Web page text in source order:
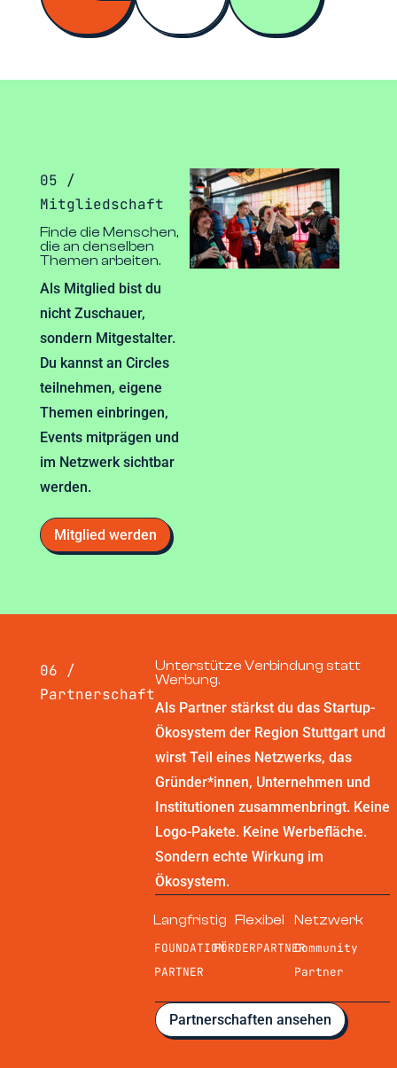
05 /
Mitgliedschaft
Finde die Menschen,
die an denselben
Themen arbeiten.
Als Mitglied bist du
nicht Zuschauer,
sondern Mitgestalter.
Du kannst an Circles
teilnehmen, eigene
Themen einbringen,
Events mitprägen und
im Netzwerk sichtbar
werden.
Mitglied werden
06 /
Partnerschaft
Unterstütze Verbindung statt
Werbung.
Als Partner stärkst du das Startup-
Ökosystem der Region Stuttgart und
wirst Teil eines Netzwerks, das
Gründer*innen, Unternehmen und
Institutionen zusammenbringt. Keine
Logo-Pakete. Keine Werbefläche.
Sondern echte Wirkung im
Ökosystem.
Langfristig
FOUNDATION
PARTNER
Flexibel
FÖRDERPARTNER
Netzwerk
Community
Partner
Partnerschaften ansehen